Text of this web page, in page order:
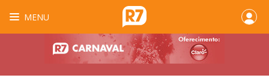
MENU